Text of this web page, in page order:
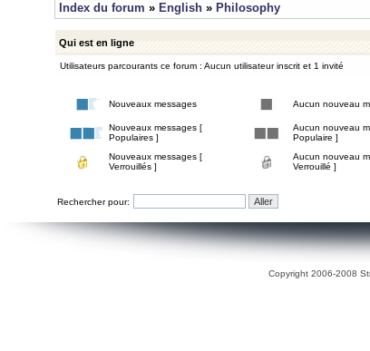
Index du forum » English » Philosophy
Qui est en ligne
Utilisateurs parcourants ce forum : Aucun utilisateur inscrit et 1 invité
Nouveaux messages Aucun nouveau
Nouveaux messages [
Populaires ]
Aucun nouveau
Populaire ]
Nouveaux messages [
Verrouillés ]
Aucun nouveau
Verrouillé ]
Rechercher pour:
Copyright 2006-2008